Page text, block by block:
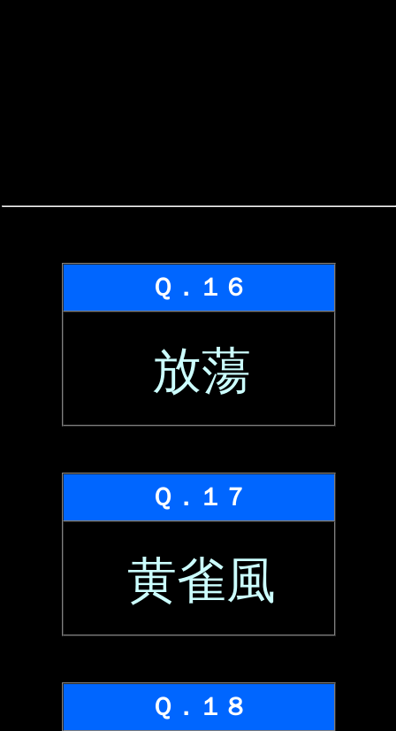
Ｑ．１６
放蕩
Ｑ．１７
黄雀風
Ｑ．１８